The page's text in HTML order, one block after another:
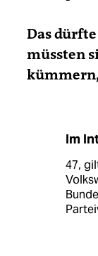
Das
müssten
Im
47,